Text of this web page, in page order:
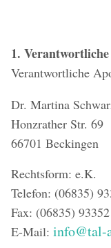
1.
Verantwortliche
Dr. Martina
Honzrather Str. 69
66701 Beckingen
Rechtsform: e.K.
Telefon: (06835)
Fax: (06835) 93352
E-Mail: info@tal-